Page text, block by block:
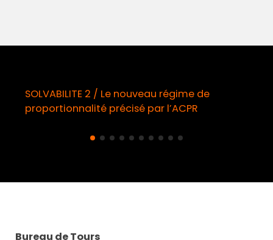
SOLVABILITE 2 / Le nouveau régime de
proportionnalité précisé par l’ACPR
Bureau de Tours